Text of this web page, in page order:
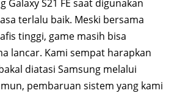
Galaxy S21 FE saat digunakan
terlalu baik. Meski bersama
tinggi, game masih bisa
lancar. Kami sempat harapkan
diatasi Samsung melalui
pembaruan sistem yang kami